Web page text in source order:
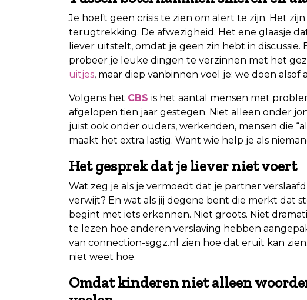
Je hoeft geen crisis te zien om alert te zijn. Het
terugtrekking. De afwezigheid. Het ene glaasje
liever uitstelt, omdat je geen zin hebt in
probeer je leuke dingen te verzinnen met het
uitjes, maar diep vanbinnen voel je: we doen
Volgens het CBS is het aantal mensen met
afgelopen tien jaar gestegen. Niet alleen onder
juist ook onder ouders, werkenden, mensen die
maakt het extra lastig. Want wie help je als
Het gesprek dat je liever niet voert
Wat zeg je als je vermoedt dat je partner
verwijt? En wat als jij degene bent die merkt dat
begint met iets erkennen. Niet groots. Niet
te lezen hoe anderen verslaving hebben
van connection-sggz.nl zien hoe dat eruit kan
niet weet hoe.
Omdat kinderen niet alleen